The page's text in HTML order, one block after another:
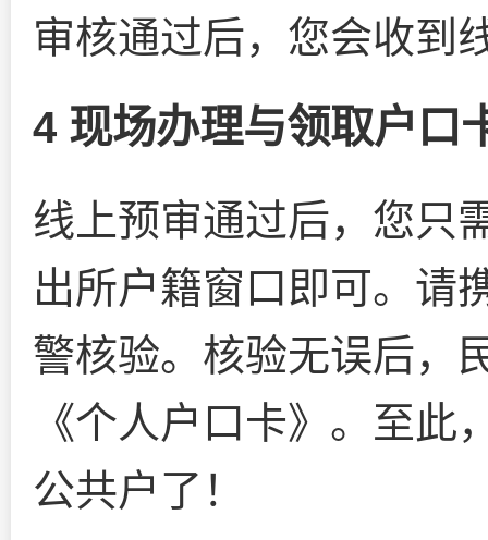
审核通过后，您会收到
4 现场办理与领取户口
线上预审通过后，您只
出所户籍窗口即可。请
警核验。核验无误后，
《个人户口卡》。至
公共户了！